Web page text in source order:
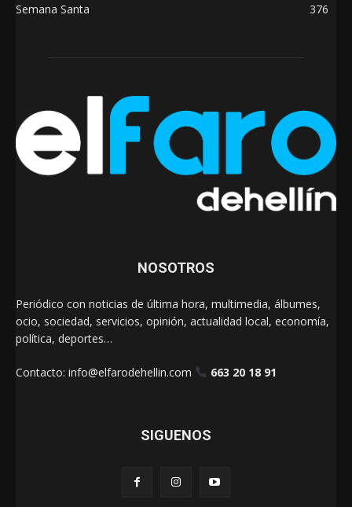
Semana Santa
376
NOSOTROS
Periódico con noticias de última hora, multimedia, álbumes,
ocio, sociedad, servicios, opinión, actualidad local, economía,
política, deportes…
Contacto: info@elfarodehellin.com 663 20 18 91
SIGUENOS